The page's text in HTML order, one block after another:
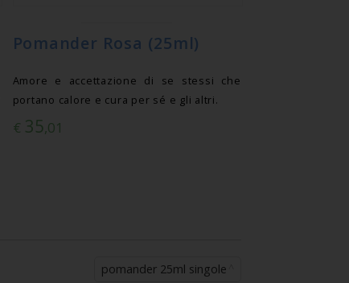
Pomander Rosa (25ml)
Amore e accettazione di se stessi che
portano calore e cura per sé e gli altri.
€ 35,01
pomander 25ml singole